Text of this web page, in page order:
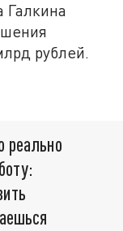
Галкина
рублей.
реально